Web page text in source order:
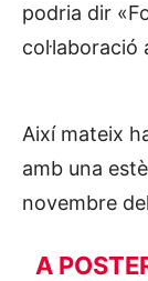
podria dir
Així mateix
amb una
novembre
A